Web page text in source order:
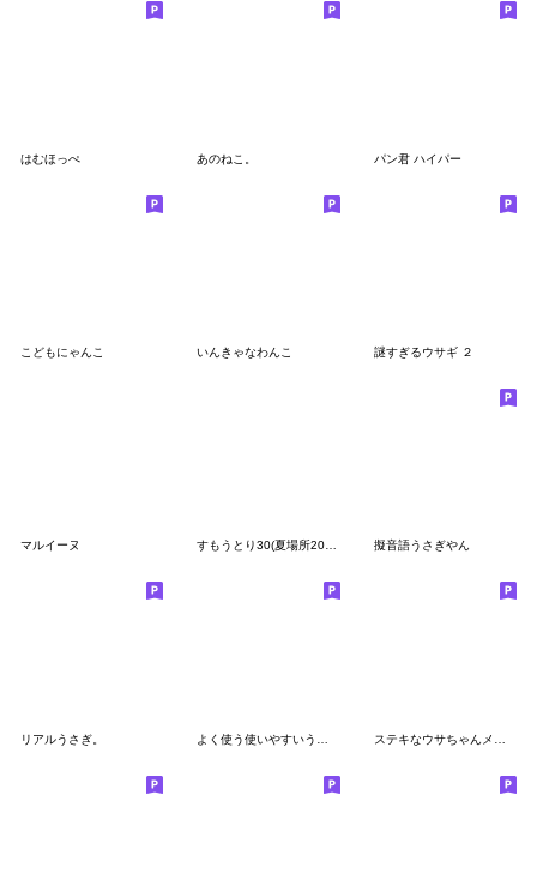
はむほっぺ あのねこ。 パン君 ハイパー
こどもにゃんこ いんきゃなわんこ 謎すぎるウサギ ２
マルイーヌ すもうとり30(夏場所2026) 擬音語うさぎやん
リアルうさぎ。